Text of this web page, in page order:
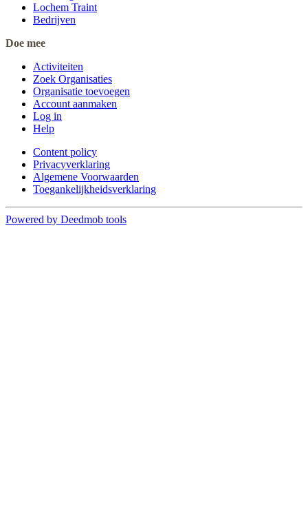
Lochem Traint
Bedrijven
Doe mee
Activiteiten
Zoek Organisaties
Organisatie toevoegen
Account aanmaken
Log in
Help
Content policy
Privacyverklaring
Algemene Voorwaarden
Toegankelijkheidsverklaring
Powered by Deedmob tools